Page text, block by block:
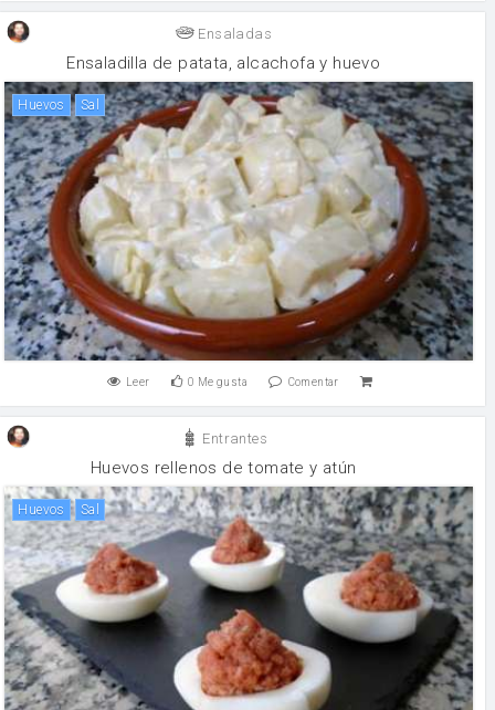
Ensaladas
Ensaladilla de patata, alcachofa y huevo
huevos sal
Leer 0 Me gusta Comentar
Entrantes
Huevos rellenos de tomate y atún
huevos sal